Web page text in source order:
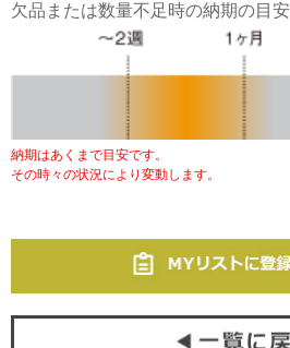
欠品または数量不足時の納期の目安
納期はあくまで目安です。
その時々の状況により変動します。